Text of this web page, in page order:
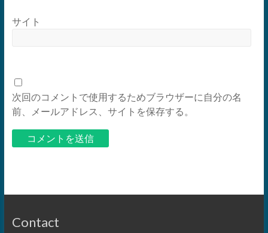
サイト
次回のコメントで使用するためブラウザーに自分の名
前、メールアドレス、サイトを保存する。
Contact